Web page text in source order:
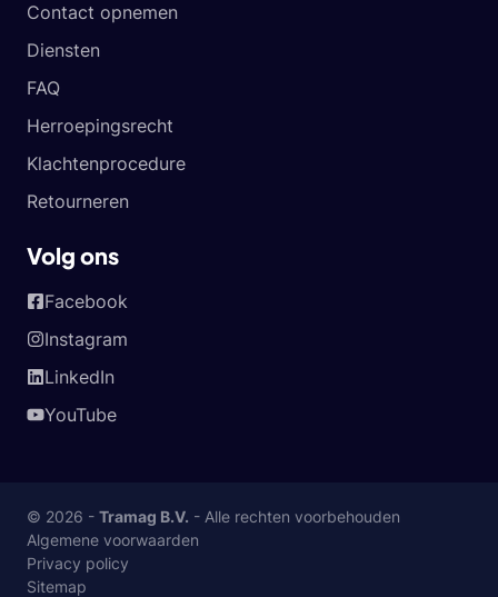
Contact opnemen
Diensten
FAQ
Herroepingsrecht
Klachtenprocedure
Retourneren
Volg ons
Facebook
Instagram
LinkedIn
YouTube
© 2026 - Tramag B.V. - Alle rechten voorbehouden
Algemene voorwaarden
Privacy policy
Sitemap